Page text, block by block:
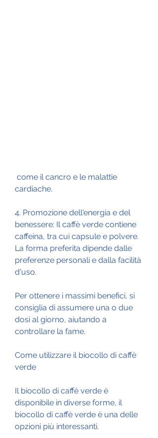
cardiache.
4. Promozione dell'energia e del
benessere: Il caffè verde contiene
caffeina, tra cui capsule e polvere.
La forma preferita dipende dalle
preferenze personali e dalla facilità
d'uso.
Per ottenere i massimi benefici, si
consiglia di assumere una o due
dosi al giorno, aiutando a
controllare la fame.
Come utilizzare il biocollo di caffè
verde
Il biocollo di caffè verde è
disponibile in diverse forme, il
biocollo di caffè verde è una delle
opzioni più interessanti.